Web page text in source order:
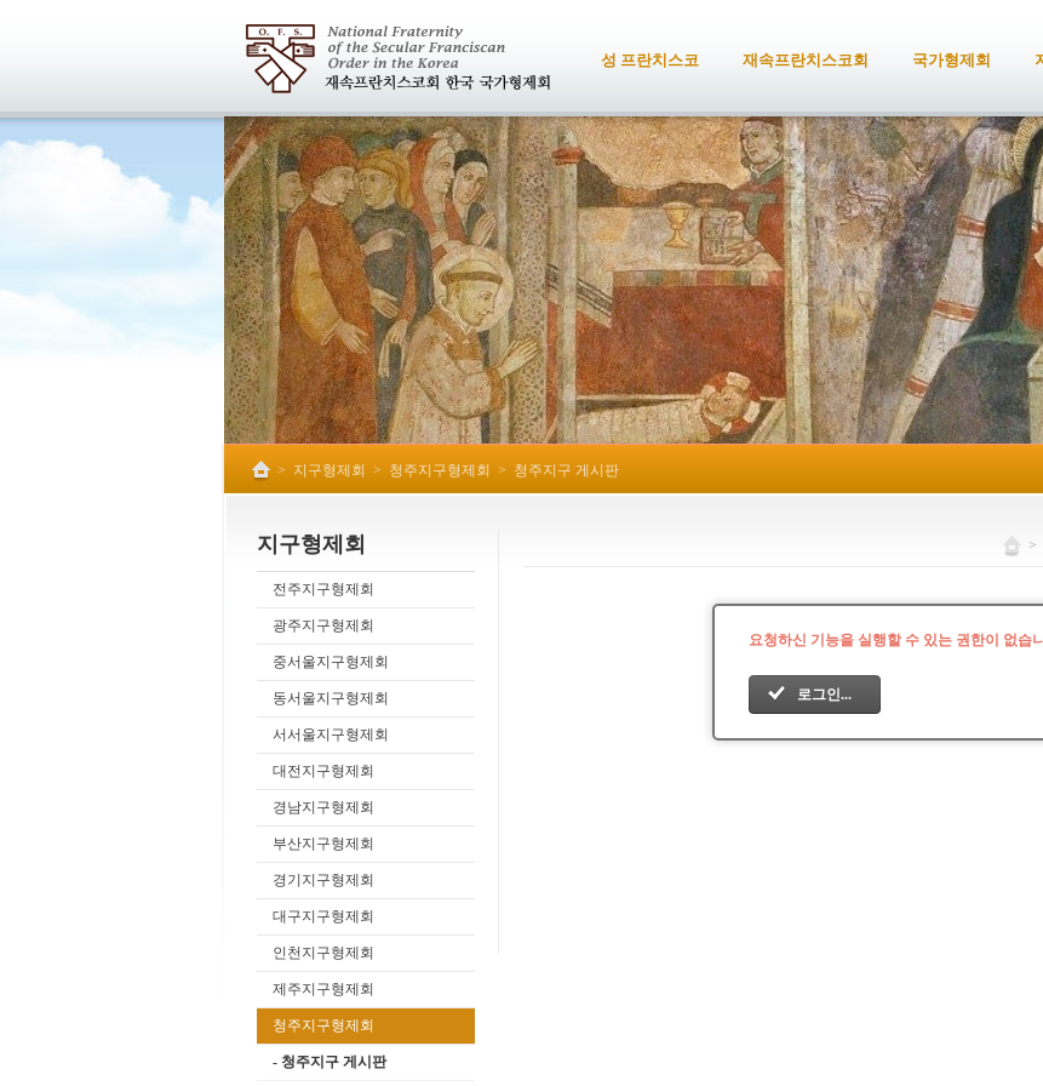
성 프란치스코 재속프란치스코회 국가형제회
> 지구형제회 > 청주지구형제회 > 청주지구 게시판
>
요청하신 기능을 실행할 수 있는 권한이 없습
로그인...
지구형제회
전주지구형제회
광주지구형제회
중서울지구형제회
동서울지구형제회
서서울지구형제회
대전지구형제회
경남지구형제회
부산지구형제회
경기지구형제회
대구지구형제회
인천지구형제회
제주지구형제회
청주지구형제회
- 청주지구 게시판